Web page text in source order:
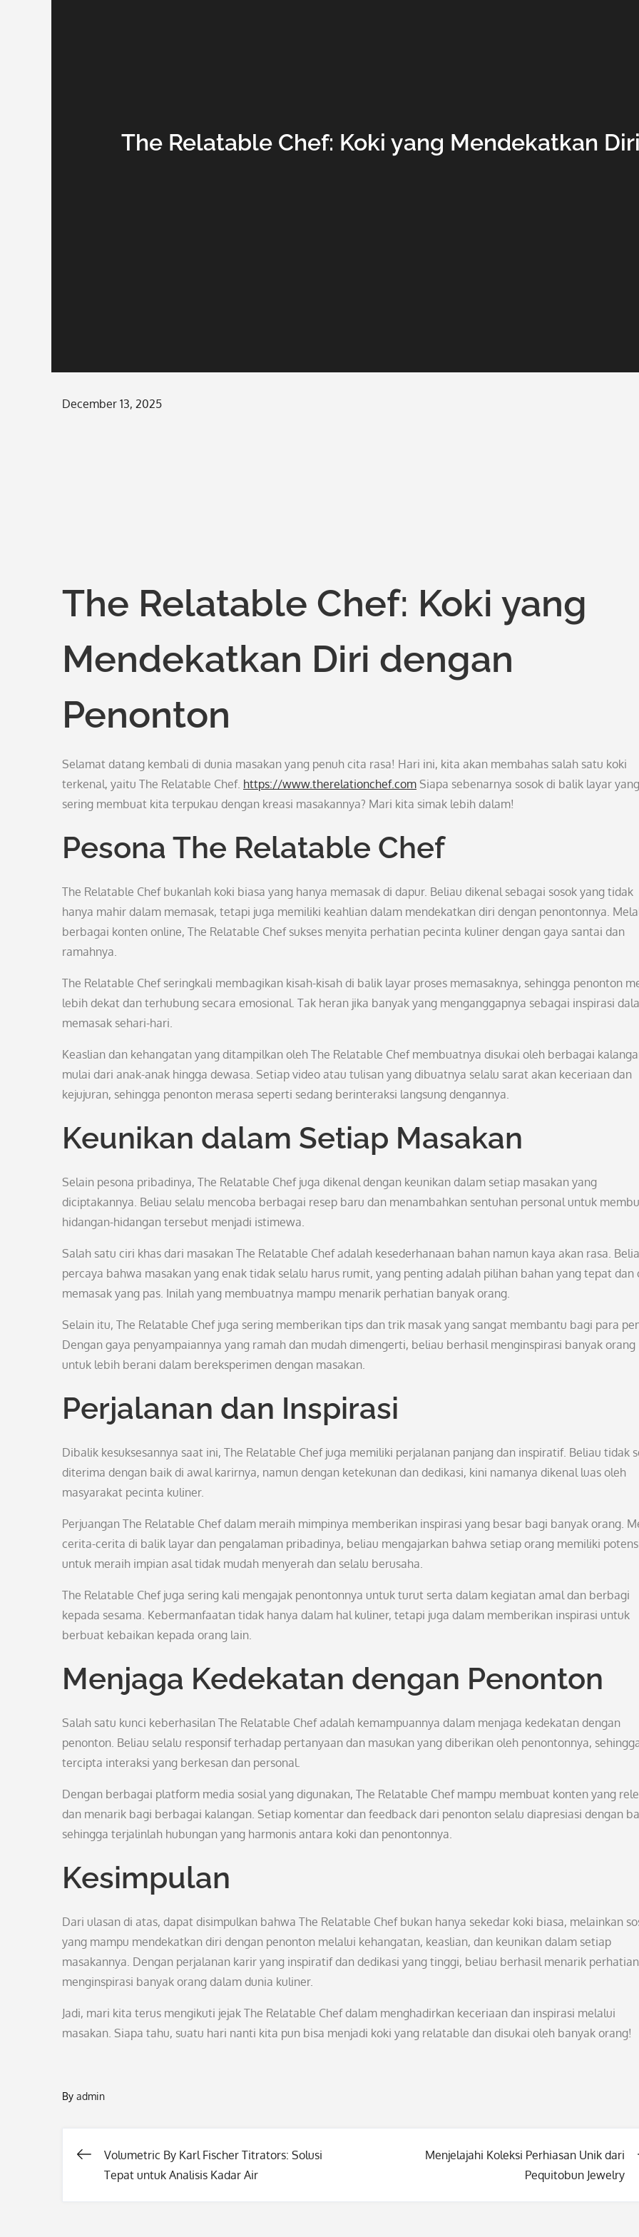
The Relatable Chef: Koki yang Mendekatkan
Posted
December 13, 2025
The Relatable Chef: Koki yang
Mendekatkan Diri dengan
Penonton
Selamat datang kembali di dunia masakan yang penuh cita rasa! Hari ini, kita akan membahas salah satu koki
terkenal, yaitu The Relatable Chef. https://www.therelationchef.com Siapa sebenarnya sosok di balik layar yang
sering membuat kita terpukau dengan kreasi masakannya? Mari kita simak lebih dalam!
Pesona The Relatable Chef
The Relatable Chef bukanlah koki biasa yang hanya memasak di dapur. Beliau dikenal sebagai sosok yang tidak
hanya mahir dalam memasak, tetapi juga memiliki keahlian dalam mendekatkan diri dengan penontonnya.
berbagai konten online, The Relatable Chef sukses menyita perhatian pecinta kuliner dengan gaya santai dan
ramahnya.
The Relatable Chef seringkali membagikan kisah-kisah di balik layar proses memasaknya, sehingga penonton
lebih dekat dan terhubung secara emosional. Tak heran jika banyak yang menganggapnya sebagai inspirasi
memasak sehari-hari.
Keaslian dan kehangatan yang ditampilkan oleh The Relatable Chef membuatnya disukai oleh berbagai
mulai dari anak-anak hingga dewasa. Setiap video atau tulisan yang dibuatnya selalu sarat akan keceriaan dan
kejujuran, sehingga penonton merasa seperti sedang berinteraksi langsung dengannya.
Keunikan dalam Setiap Masakan
Selain pesona pribadinya, The Relatable Chef juga dikenal dengan keunikan dalam setiap masakan yang
diciptakannya. Beliau selalu mencoba berbagai resep baru dan menambahkan sentuhan personal untuk
hidangan-hidangan tersebut menjadi istimewa.
Salah satu ciri khas dari masakan The Relatable Chef adalah kesederhanaan bahan namun kaya akan rasa.
percaya bahwa masakan yang enak tidak selalu harus rumit, yang penting adalah pilihan bahan yang tepat dan
memasak yang pas. Inilah yang membuatnya mampu menarik perhatian banyak orang.
Selain itu, The Relatable Chef juga sering memberikan tips dan trik masak yang sangat membantu bagi para
Dengan gaya penyampaiannya yang ramah dan mudah dimengerti, beliau berhasil menginspirasi banyak orang
untuk lebih berani dalam bereksperimen dengan masakan.
Perjalanan dan Inspirasi
Dibalik kesuksesannya saat ini, The Relatable Chef juga memiliki perjalanan panjang dan inspiratif. Beliau tidak
diterima dengan baik di awal karirnya, namun dengan ketekunan dan dedikasi, kini namanya dikenal luas oleh
masyarakat pecinta kuliner.
Perjuangan The Relatable Chef dalam meraih mimpinya memberikan inspirasi yang besar bagi banyak orang.
cerita-cerita di balik layar dan pengalaman pribadinya, beliau mengajarkan bahwa setiap orang memiliki
untuk meraih impian asal tidak mudah menyerah dan selalu berusaha.
The Relatable Chef juga sering kali mengajak penontonnya untuk turut serta dalam kegiatan amal dan berbagi
kepada sesama. Kebermanfaatan tidak hanya dalam hal kuliner, tetapi juga dalam memberikan inspirasi untuk
berbuat kebaikan kepada orang lain.
Menjaga Kedekatan dengan Penonton
Salah satu kunci keberhasilan The Relatable Chef adalah kemampuannya dalam menjaga kedekatan dengan
penonton. Beliau selalu responsif terhadap pertanyaan dan masukan yang diberikan oleh penontonnya,
tercipta interaksi yang berkesan dan personal.
Dengan berbagai platform media sosial yang digunakan, The Relatable Chef mampu membuat konten yang
dan menarik bagi berbagai kalangan. Setiap komentar dan feedback dari penonton selalu diapresiasi dengan
sehingga terjalinlah hubungan yang harmonis antara koki dan penontonnya.
Kesimpulan
Dari ulasan di atas, dapat disimpulkan bahwa The Relatable Chef bukan hanya sekedar koki biasa, melainkan
yang mampu mendekatkan diri dengan penonton melalui kehangatan, keaslian, dan keunikan dalam setiap
masakannya. Dengan perjalanan karir yang inspiratif dan dedikasi yang tinggi, beliau berhasil menarik
menginspirasi banyak orang dalam dunia kuliner.
Jadi, mari kita terus mengikuti jejak The Relatable Chef dalam menghadirkan keceriaan dan inspirasi melalui
masakan. Siapa tahu, suatu hari nanti kita pun bisa menjadi koki yang relatable dan disukai oleh banyak orang!
By admin
Post
Volumetric By Karl Fischer Titrators: Solusi
Tepat untuk Analisis Kadar Air
Menjelajahi Koleksi Perhiasan Unik dari
Pequitobun Jewelry